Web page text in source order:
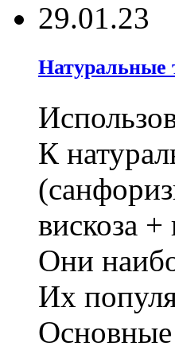
29.01.23
Натуральные
К
вискоза +
Они
Их